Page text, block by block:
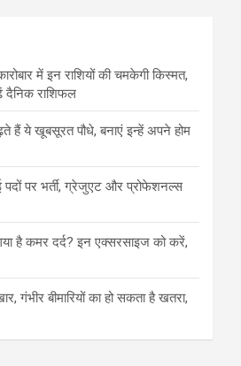
में इन राशियों की चमकेगी किस्मत,
दैनिक राशिफल
हैं ये खूबसूरत पौधे, बनाएं इन्‍हें अपने होम
पर भर्ती, ग्रेजुएट और प्रोफेशनल्स
है कमर दर्द? इन एक्सरसाइज को करें,
गंभीर बीमारियों का हो सकता है खतरा,